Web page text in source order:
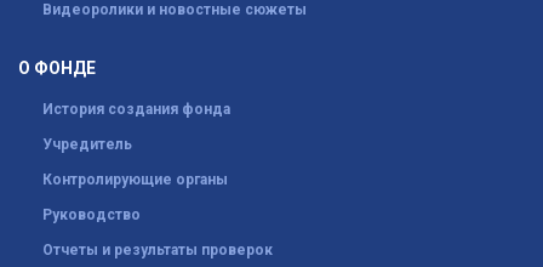
Видеоролики и новостные сюжеты
О ФОНДЕ
История создания фонда
Учредитель
Контролирующие органы
Руководство
Отчеты и результаты проверок